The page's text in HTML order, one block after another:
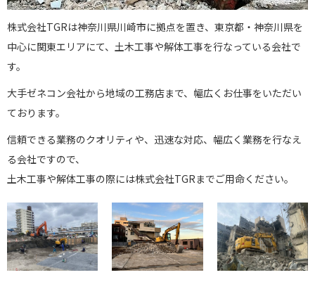
株式会社TGRは神奈川県川崎市に拠点を置き、東京都・神奈川県を
中心に関東エリアにて、土木工事や解体工事を行なっている会社で
す。
大手ゼネコン会社から地域の工務店まで、幅広くお仕事をいただい
ております。
信頼できる業務のクオリティや、迅速な対応、幅広く業務を行なえ
る会社ですので、
土木工事や解体工事の際には株式会社TGRまでご用命ください。